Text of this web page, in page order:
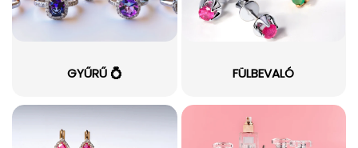
GYŰRŰ 💍 FÜLBEVALÓ